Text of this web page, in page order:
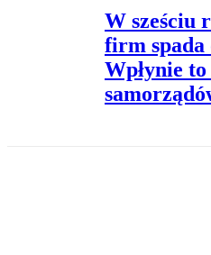
W sześciu
firm spada
Wpłynie